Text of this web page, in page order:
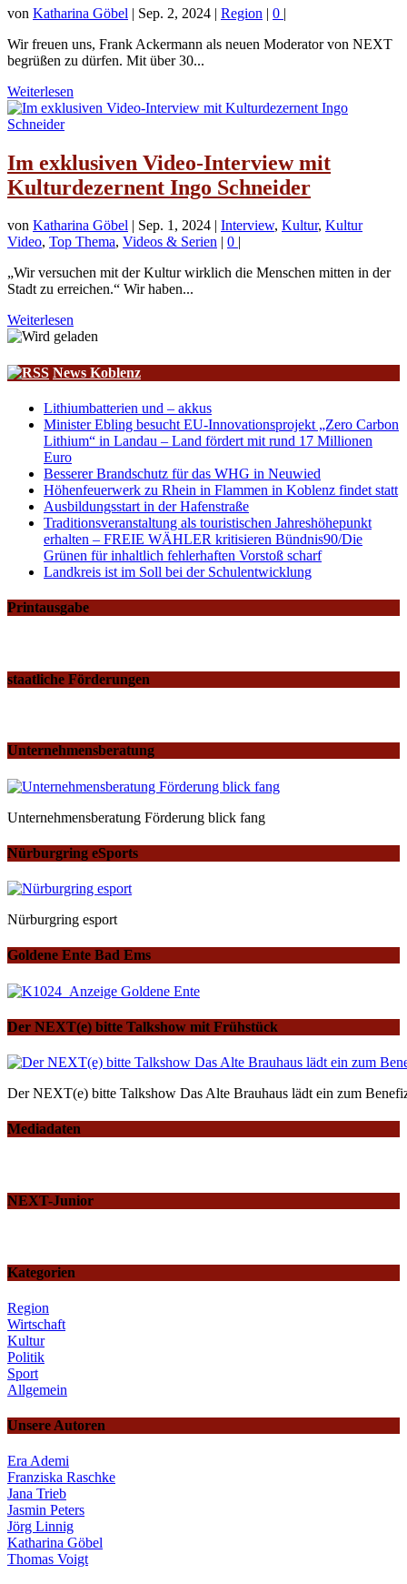
von Katharina Göbel | Sep. 2, 2024 | Region | 0 |
Wir freuen uns, Frank Ackermann als neuen Moderator von NEXT
begrüßen zu dürfen. Mit über 30...
Weiterlesen
Im exklusiven Video-Interview mit
Kulturdezernent Ingo Schneider
von Katharina Göbel Sep. 1, 2024 Interview, Kultur, Kultur
Video, Top Thema, Videos & Serien 0
„Wir versuchen mit der Kultur wirklich die Menschen mitten in der
Stadt zu erreichen.“ Wir haben...
Weiterlesen
News Koblenz
Lithiumbatterien und – akkus
Minister Ebling besucht EU-Innovationsprojekt „Zero Carbon
Lithium“ in Landau – Land fördert mit rund 17 Millionen
Euro
Besserer Brandschutz für das WHG in Neuwied
Höhenfeuerwerk zu Rhein in Flammen in Koblenz findet statt
Ausbildungsstart in der Hafenstraße
Traditionsveranstaltung als touristischen Jahreshöhepunkt
erhalten – FREIE WÄHLER kritisieren Bündnis90/Die
Grünen für inhaltlich fehlerhaften Vorstoß scharf
Landkreis ist im Soll bei der Schulentwicklung
Printausgabe
staatliche Förderungen
Unternehmensberatung
Unternehmensberatung Förderung blick fang
Nürburgring eSports
Nürburgring esport
Goldene Ente Bad Ems
Der NEXT(e) bitte Talkshow mit Frühstück
Der NEXT(e) bitte Talkshow Das Alte Brauhaus lädt ein zum
Mediadaten
NEXT-Junior
Kategorien
Region
Wirtschaft
Kultur
Politik
Sport
Allgemein
Unsere Autoren
Era Ademi
Franziska Raschke
Jana Trieb
Jasmin Peters
Jörg Linnig
Katharina Göbel
Thomas Voigt